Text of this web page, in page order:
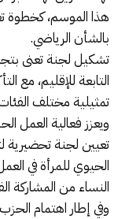
هذا الموسم، كخطوة
بالشأن الرياضي.
تشكيل لجنة تعنى
التابعة للإقليم، مع
تمثيلية مختلف
ويعزز فعالية العمل
تعيين لجنة تحضيرية
الحيوي للمرأة في
النساء من المشاركة
وفي إطار اهتمام